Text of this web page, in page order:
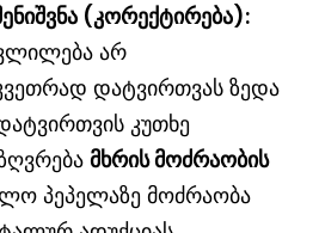
(კორექტირება):
არ
დატვირთვას ზედა
კუთხე
მხრის მოძრაობის
პეპელაზე მოძრაობა